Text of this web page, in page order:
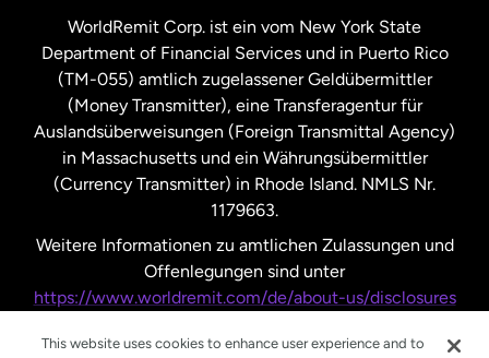
Vereinigte Staaten
Vereinigtes Königreich
WorldRemit Corp. ist ein vom New York State
Department of Financial Services und in Puerto Rico
(TM-055) amtlich zugelassener Geldübermittler
(Money Transmitter), eine Transferagentur für
Auslandsüberweisungen (Foreign Transmittal Agency)
in Massachusetts und ein Währungsübermittler
(Currency Transmitter) in Rhode Island. NMLS Nr.
1179663.
Weitere Informationen zu amtlichen Zulassungen und
Offenlegungen sind unter
https://www.worldremit.com/de/about-us/disclosures
This website uses cookies to enhance user experience and to